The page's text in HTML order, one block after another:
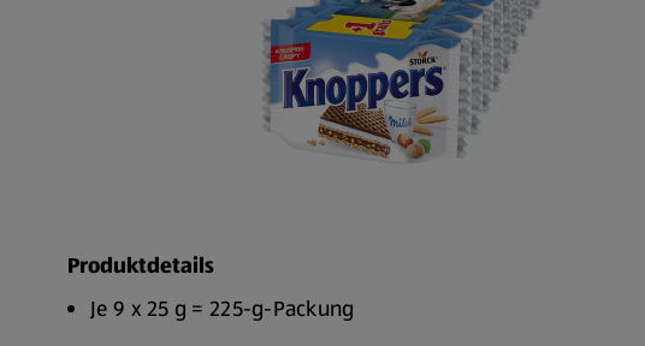
Produktdetails
Je 9 x 25 g = 225-g-Packung